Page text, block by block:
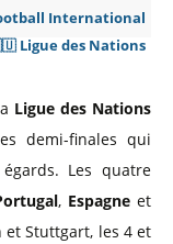
International
Ligue des Nations
Ligue des Nations
demi-finales qui
Les quatre
, Espagneet
Stuttgart, les 4 et